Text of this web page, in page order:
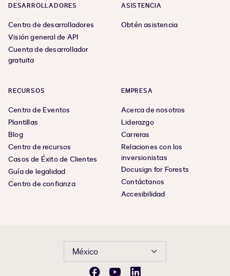
DESARROLLADORES
Centro de desarrolladores
Visión general de API
Cuenta de desarrollador
gratuita
ASISTENCIA
Obtén asistencia
RECURSOS
Centro de Eventos
Plantillas
Blog
Centro de recursos
Casos de Éxito de Clientes
Guía de legalidad
Centro de confianza
EMPRESA
Acerca de nosotros
Liderazgo
Carreras
Relaciones con los
inversionistas
Docusign for Forests
Contáctanos
Accesibilidad
México